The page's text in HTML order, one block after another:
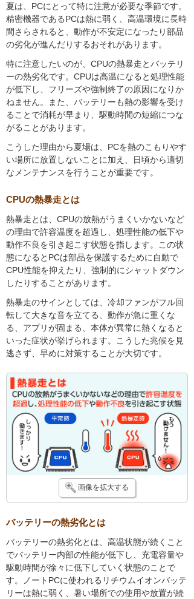
夏は、PCにとって特に注意が必要な季節です。
精密機器であるPCは熱に弱く、高温環境に長時
間さらされると、動作が不安定になったり部品
の劣化が進んだりするおそれがあります。
特に注意したいのが、CPUの熱暴走とバッテリ
ーの熱劣化です。CPUは高温になると処理性能
が低下し、フリーズや強制終了の原因になりか
ねません。また、バッテリーも熱の影響を受け
ることで消耗が早まり、駆動時間の短縮につな
がることがあります。
こうした理由から夏場は、PCを熱のこもりやす
い場所に放置しないことに加え、日頃から適切
なメンテナンスを行うことが重要です。
CPUの熱暴走とは
熱暴走とは、CPUの放熱がうまくいかないなど
の理由で許容温度を超過し、処理性能の低下や
動作不良を引き起こす状態を指します。この状
態になるとPCは部品を保護するために自動で
CPU性能を抑えたり、強制的にシャットダウン
したりすることがあります。
熱暴走のサインとしては、冷却ファンがフル回
転して大きな音を立てる、動作が急に重くな
る、アプリが固まる、本体が異常に熱くなると
いった症状が挙げられます。こうした兆候を見
逃さず、早めに対策することが大切です。
画像を拡大する
バッテリーの熱劣化とは
バッテリーの熱劣化とは、高温状態が続くこと
でバッテリー内部の性能が低下し、充電容量や
駆動時間が徐々に低下していく状態のことで
す。ノートPCに使われるリチウムイオンバッテ
リーは熱に弱く、暑い場所での使用や放置が続